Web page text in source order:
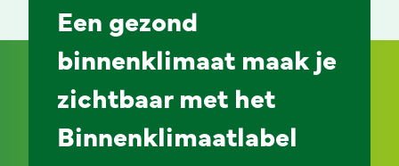
Een gezond
binnenklimaat maak je
zichtbaar met het
Binnenklimaatlabel